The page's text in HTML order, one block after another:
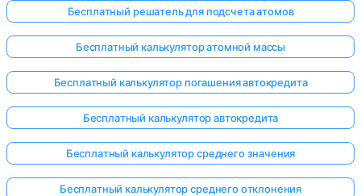
Бесплатный решатель для подсчета атомов
Бесплатный калькулятор атомной массы
Бесплатный калькулятор погашения автокредита
Бесплатный калькулятор автокредита
Бесплатный калькулятор среднего значения
Бесплатный калькулятор среднего отклонения